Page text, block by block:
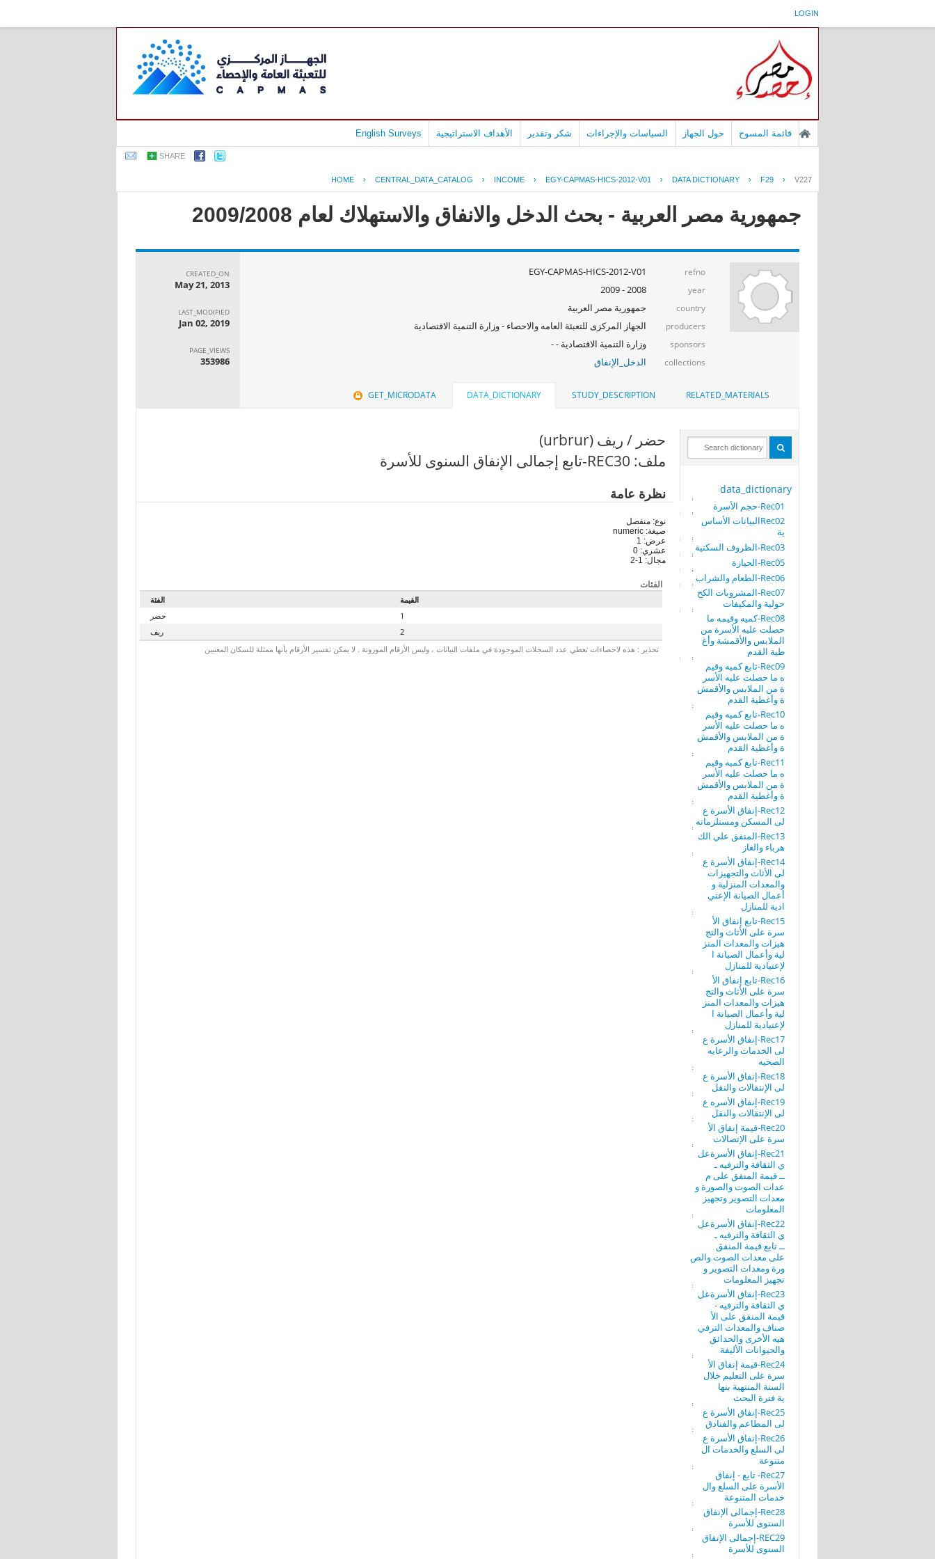
LOGIN
قائمة المسوح حول الجهاز السياسات والإجراءات شكر وتقدير الأهداف الاستراتيجية English Surveys
SHARE
HOME › CENTRAL_DATA_CATALOG › INCOME › EGY-CAPMAS-HICS-2012-V01 › DATA DICTIONARY › F29 › V227
جمهورية مصر العربية - بحث الدخل والانفاق والاستهلاك لعام 2009/2008
refno
EGY-CAPMAS-HICS-2012-V01
year
2008 - 2009
country جمهورية مصر العربية
producers الجهاز المركزى للتعبئة العامه والاحصاء - وزارة التنمية الاقتصادية
sponsors وزارة التنمية الاقتصادية - -
collections الدخل_الإنفاق
CREATED_ON
May 21, 2013
LAST_MODIFIED
Jan 02, 2019
PAGE_VIEWS
353986
RELATED_MATERIALS
STUDY_DESCRIPTION
DATA_DICTIONARY
GET_MICRODATA
data_dictionary
Rec01-حجم الأسرة
Rec02البيانات الأساس
ية
Rec03-الظروف السكنية
Rec05-الحيازة
Rec06-الطعام والشراب
Rec07-المشروبات الكح
حولية والمكيفات
Rec08-كميه وقيمه ما
حصلت عليه الأسرة من
الملابس والأقمشة وأغ
طية القدم
Rec09-تابع كميه وقيم
ه ما حصلت عليه الأسر
ة من الملابس والأقمش
ة وأغطية القدم
Rec10-تابع كميه وقيم
ه ما حصلت عليه الأسر
ة من الملابس والأقمش
ة وأغطية القدم
Rec11-تابع كميه وقيم
ه ما حصلت عليه الأسر
ة من الملابس والأقمش
ة وأغطية القدم
Rec12-إنفاق الأسرة ع
لى المسكن ومستلزماته
Rec13-المنفق علي الك
هرباء والغاز
Rec14-إنفاق الأسرة ع
لى الأثاث والتجهيزات
والمعدات المنزلية و
أعمال الصيانة الإعتي
ادية للمنازل
Rec15-تابع إنفاق الأ
سرة على الأثاث والتج
هيزات والمعدات المنز
لية وأعمال الصيانة ا
لإعتيادية للمنازل
Rec16-تابع إنفاق الأ
سرة على الأثاث والتج
هيزات والمعدات المنز
لية وأعمال الصيانة ا
لإعتيادية للمنازل
Rec17-إنفاق الأسرة ع
لى الخدمات والرعايه
الصحيه
Rec18-إنفاق الأسرة ع
لى الإنتقالات والنقل
Rec19-إنفاق الأسره ع
لى الإنتقالات والنقل
Rec20-قيمة إنفاق الأ
سرة على الإتصالات
Rec21-إنفاق الأسرةعل
ي الثقافة والترفيه ـ
ــ قيمة المنفق على م
عدات الصوت والصورة و
معدات التصوير وتجهيز
المعلومات
Rec22-إنفاق الأسرةعل
ي الثقافة والترفيه ـ
ــ تابع قيمة المنفق
على معدات الصوت والص
ورة ومعدات التصوير و
تجهيز المعلومات
Rec23-إنفاق الأسرةعل
ي الثقافة والترفيه -
قيمة المنفق على الأ
صناف والمعدات الترفي
هيه الأخرى والحدائق
والحيوانات الأليفة
Rec24-قيمة إنفاق الأ
سرة على التعليم خلال
السنة المنتهية بنها
ية فترة البحث
Rec25-إنفاق الأسرة ع
لى المطاعم والفنادق
Rec26-إنفاق الأسرة ع
لى السلع والخدمات ال
متنوعة
Rec27- تابع - إنفاق
الأسرة على السلع وال
خدمات المتنوعة
Rec28-إجمالى الإنفاق
السنوى للأسرة
REC29-إجمالى الإنفاق
السنوى للأسرة
حضر / ريف (urbrur)
ملف: REC30-تابع إجمالى الإنفاق السنوى للأسرة
نظرة عامة
نوع: منفصل
صيغة: numeric
عرض: 1
عشري: 0
مجال: 1-2
الفئات
القيمة
الفئة
1
حضر
2
ريف
تحذير : هذه لاحصاءات تعطي عدد السجلات الموجودة في ملفات البيانات ، وليس الأرقام الموزونة . لا يمكن تفسير الأرقام بأنها ممثلة للسكان المعنيين